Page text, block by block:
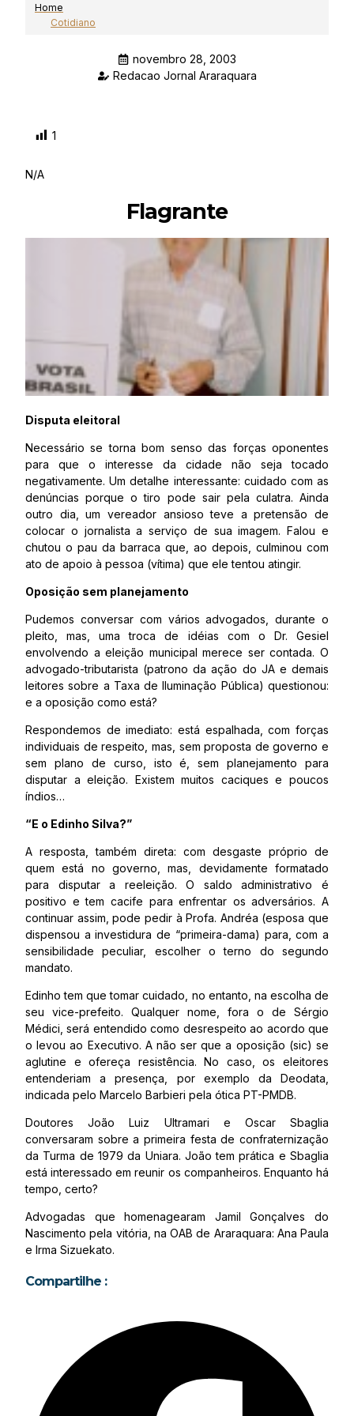
Home
Cotidiano
novembro 28, 2003
Redacao Jornal Araraquara
1
N/A
Flagrante
Disputa eleitoral
Necessário se torna bom senso das forças oponentes
para que o interesse da cidade não seja tocado
negativamente. Um detalhe interessante: cuidado com as
denúncias porque o tiro pode sair pela culatra. Ainda
outro dia, um vereador ansioso teve a pretensão de
colocar o jornalista a serviço de sua imagem. Falou e
chutou o pau da barraca que, ao depois, culminou com
ato de apoio à pessoa (vítima) que ele tentou atingir.
Oposição sem planejamento
Pudemos conversar com vários advogados, durante o
pleito, mas, uma troca de idéias com o Dr. Gesiel
envolvendo a eleição municipal merece ser contada. O
advogado-tributarista (patrono da ação do JA e demais
leitores sobre a Taxa de Iluminação Pública) questionou:
e a oposição como está?
Respondemos de imediato: está espalhada, com forças
individuais de respeito, mas, sem proposta de governo e
sem plano de curso, isto é, sem planejamento para
disputar a eleição. Existem muitos caciques e poucos
índios…
“E o Edinho Silva?”
A resposta, também direta: com desgaste próprio de
quem está no governo, mas, devidamente formatado
para disputar a reeleição. O saldo administrativo é
positivo e tem cacife para enfrentar os adversários. A
continuar assim, pode pedir à Profa. Andréa (esposa que
dispensou a investidura de “primeira-dama) para, com a
sensibilidade peculiar, escolher o terno do segundo
mandato.
Edinho tem que tomar cuidado, no entanto, na escolha de
seu vice-prefeito. Qualquer nome, fora o de Sérgio
Médici, será entendido como desrespeito ao acordo que
o levou ao Executivo. A não ser que a oposição (sic) se
aglutine e ofereça resistência. No caso, os eleitores
entenderiam a presença, por exemplo da Deodata,
indicada pelo Marcelo Barbieri pela ótica PT-PMDB.
Doutores João Luiz Ultramari e Oscar Sbaglia
conversaram sobre a primeira festa de confraternização
da Turma de 1979 da Uniara. João tem prática e Sbaglia
está interessado em reunir os companheiros. Enquanto há
tempo, certo?
Advogadas que homenagearam Jamil Gonçalves do
Nascimento pela vitória, na OAB de Araraquara: Ana Paula
e Irma Sizuekato.
Compartilhe :